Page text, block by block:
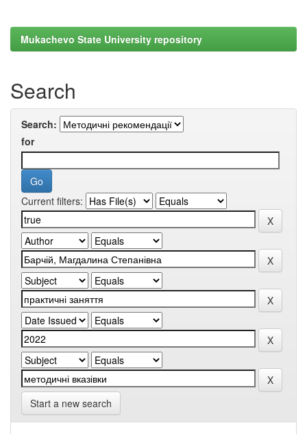
Mukachevo State University repository
Search
Search:
for
Current filters:
Start a new search